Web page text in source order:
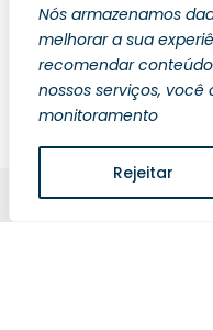
Nós armazenamos
melhorar a sua
recomendar
nossos serviços,
monitoramento
Rejeitar
Processo
Ouvidoria